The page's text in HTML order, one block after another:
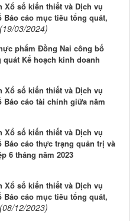
Xổ số kiến thiết và Dịch vụ
cáo mục tiêu tổng quát,
(19/03/2024)
phẩm Đồng Nai công bố
Kế hoạch kinh doanh
Xổ số kiến thiết và Dịch vụ
cáo tài chính giữa năm
Xổ số kiến thiết và Dịch vụ
cáo thực trạng quản trị và
6 tháng năm 2023
Xổ số kiến thiết và Dịch vụ
cáo mục tiêu tổng quát,
(08/12/2023)